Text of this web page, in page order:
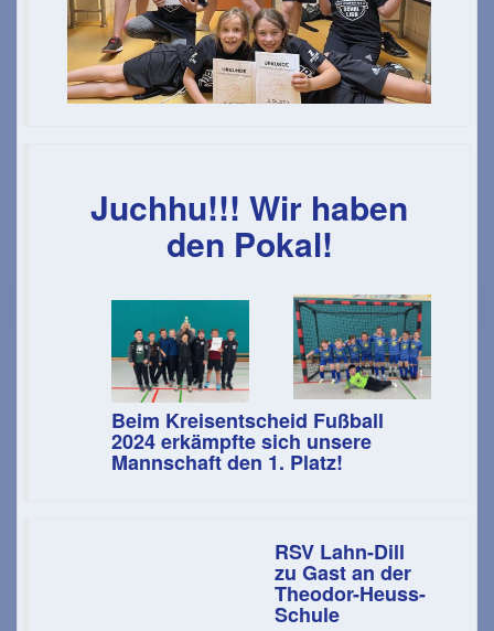
Juchhu!!! Wir haben
den Pokal!
Beim Kreisentscheid Fußball
2024 erkämpfte sich unsere
Mannschaft den 1. Platz!
RSV Lahn-Dill
zu Gast an der
Theodor-Heuss-
Schule